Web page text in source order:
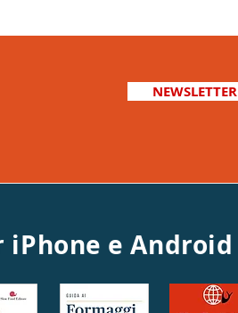
NEWSLETTER
iPhone e Android